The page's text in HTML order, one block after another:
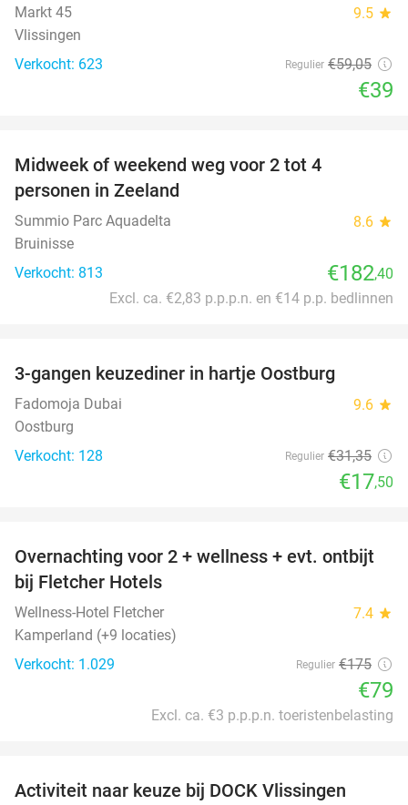
Markt 45 9.5 star
Vlissingen
Verkocht: 623
Regulier €59,05
€39
Midweek of weekend weg voor 2 tot 4
personen in Zeeland
Summio Parc Aquadelta 8.6 star
Bruinisse
Verkocht: 813
€182,40
Excl. ca. €2,83 p.p.p.n. en €14 p.p. bedlinnen
3-gangen keuzediner in hartje Oostburg
Fadomoja Dubai 9.6 star
Oostburg
Verkocht: 128
Regulier €31,35
€17,50
55%
Overnachting voor 2 + wellness + evt. ontbijt
bij Fletcher Hotels
Wellness-Hotel Fletcher 7.4 star
Kamperland (+9 locaties)
Verkocht: 1.029
Regulier €175
€79
Excl. ca. €3 p.p.p.n. toeristenbelasting
Activiteit naar keuze bij DOCK Vlissingen